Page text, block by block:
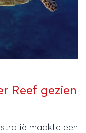
Reef gezien
maakte een